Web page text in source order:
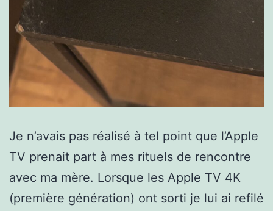
Je n’avais pas réalisé à tel point que l’Apple
TV prenait part à mes rituels de rencontre
avec ma mère. Lorsque les Apple TV 4K
(première génération) ont sorti je lui ai refilé